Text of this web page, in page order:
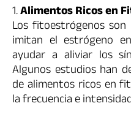
1.Alimentos Ricos en
Los fitoestrógenos
imitan el estrógeno
ayudar a aliviar los
Algunos estudios han
de alimentos ricos en
la frecuencia e